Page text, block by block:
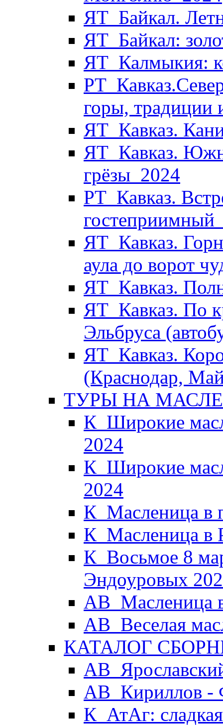
ЯТ_Байкал.
ЯТ_Байкал:
ЯТ_Калмыкия:
горы, традиции
ЯТ_Кавказ.
ЯТ_Кавказ.
грёзы_2024
РТ_Кавказ.
ЯТ_Кавказ.
аула до ворот
ЯТ_Кавказ.
ЯТ_Кавказ. По
Эльбруса
ЯТ_Кавказ.
(Краснодар,
ТУРЫ НА
К_Широкие
2024
К_Широкие
2024
К_Масленица в
К_Масленица в
К_Восьмое 8
Эндоуровых
АВ_Масленица
АВ_Веселая
КАТАЛОГ
АВ_Кириллов -
К_АтАг: